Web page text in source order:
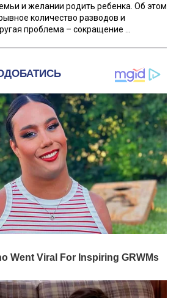
и желании родить ребенка. Об этом
количество разводов и
проблема – сокращение ...